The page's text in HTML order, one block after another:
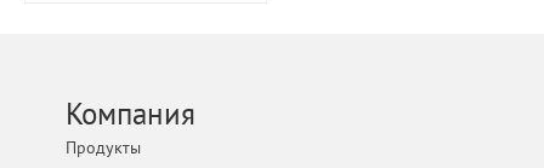
Компания
Продукты